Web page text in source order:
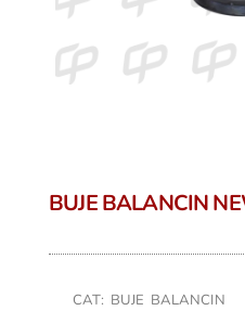
BUJE BALANCIN
CAT: BUJE BALANCIN